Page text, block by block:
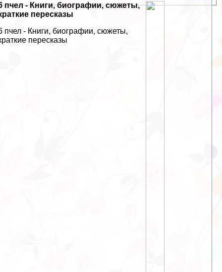
пчел - Книги, биографии, сюжеты,
пересказы
пчел - Книги, биографии, сюжеты,
пересказы